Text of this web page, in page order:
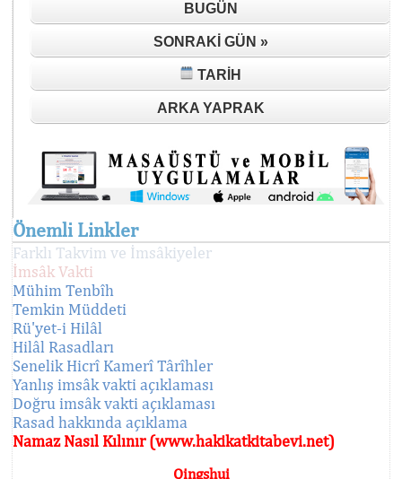
BUGÜN
SONRAKI GÜN »
TARIH
ARKA YAPRAK
Önemli Linkler
Farklı Takvim ve İmsâkiyeler
İmsâk Vakti
Mühim Tenbîh
Temkin Müddeti
Rü'yet-i Hilâl
Hilâl Rasadları
Senelik Hicrî Kamerî Târîhler
Yanlış imsâk vakti açıklaması
Doğru imsâk vakti açıklaması
Rasad hakkında açıklama
Namaz Nasıl Kılınır (www.hakikatkitabevi.net)
Qingshui